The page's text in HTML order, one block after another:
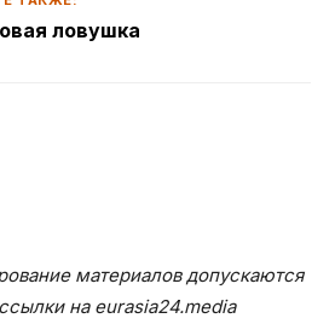
ловушка
материалов допускаются
на eurasia24.media